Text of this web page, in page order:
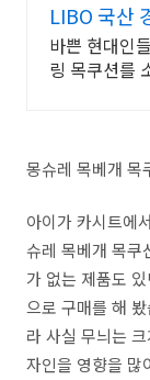
LIBO 국산
바쁜 현대인
링 목쿠션를
몽슈레 목베개 목
아이가 카시트에
슈레 목베개 목쿠
가 없는 제품도
으로 구매를 해
라 사실 무늬는
자인을 영향을 많